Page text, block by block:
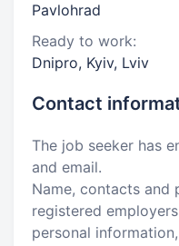
Pavlohrad
Ready to work:
Dnipro, Kyiv, Lviv
Contact
The job seeker has
and email.
Name, contacts and
registered
personal information,